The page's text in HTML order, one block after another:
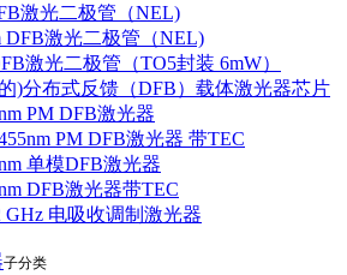
激光二极管（NEL)
DFB激光二极管（NEL)
激光二极管（TO5封装 6mW）
)分布式反馈（DFB）载体激光器芯片
PM DFB激光器
PM DFB激光器 带TEC
单模DFB激光器
DFB激光器带TEC
GHz 电吸收调制激光器
子分类